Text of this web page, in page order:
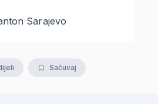
Sarajevo
Sačuvaj